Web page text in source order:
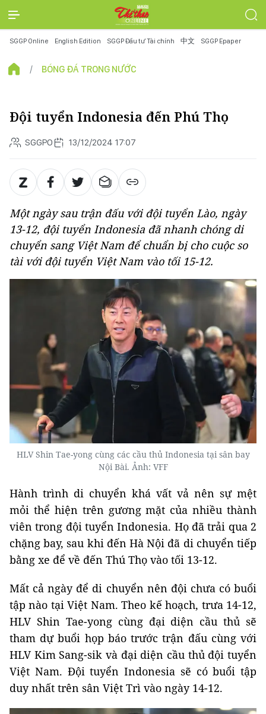
SGGP Online English Edition SGGP Đầu tư Tài chính 中文 SGGP Epaper
BÓNG ĐÁ TRONG NƯỚC
Đội tuyển Indonesia đến Phú Thọ
SGGPO 13/12/2024 17:07
Một ngày sau trận đấu với đội tuyển Lào, ngày
13-12, đội tuyển Indonesia đã nhanh chóng di
chuyển sang Việt Nam để chuẩn bị cho cuộc so
tài với đội tuyển Việt Nam vào tối 15-12.
HLV Shin Tae-yong cùng các cầu thủ Indonesia tại sân bay
Nội Bài. Ảnh: VFF
Hành trình di chuyển khá vất vả nên sự mệt
mỏi thể hiện trên gương mặt của nhiều thành
viên trong đội tuyển Indonesia. Họ đã trải qua 2
chặng bay, sau khi đến Hà Nội đã di chuyển tiếp
bằng xe để về đến Thú Thọ vào tối 13-12.
Mất cả ngày để di chuyển nên đội chưa có buổi
tập nào tại Việt Nam. Theo kế hoạch, trưa 14-12,
HLV Shin Tae-yong cùng đại diện cầu thủ sẽ
tham dự buổi họp báo trước trận đấu cùng với
HLV Kim Sang-sik và đại diện cầu thủ đội tuyển
Việt Nam. Đội tuyển Indonesia sẽ có buổi tập
duy nhất trên sân Việt Trì vào ngày 14-12.